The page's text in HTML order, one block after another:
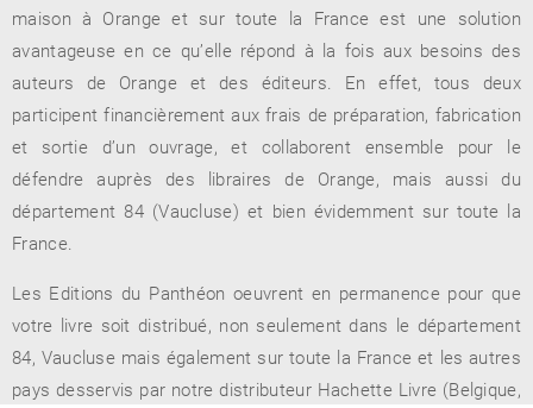
maison à Orange et sur toute la France est une solution
avantageuse en ce qu’elle répond à la fois aux besoins des
auteurs de Orange et des éditeurs. En effet, tous deux
participent financièrement aux frais de préparation, fabrication
et sortie d’un ouvrage, et collaborent ensemble pour le
défendre auprès des libraires de Orange, mais aussi du
département 84 (Vaucluse) et bien évidemment sur toute la
France.
Les Editions du Panthéon oeuvrent en permanence pour que
votre livre soit distribué, non seulement dans le département
84, Vaucluse mais également sur toute la France et les autres
pays desservis par notre distributeur Hachette Livre (Belgique,